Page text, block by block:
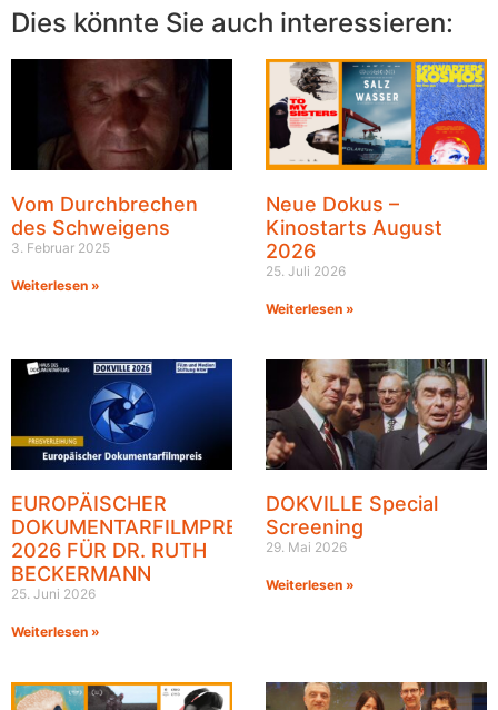
Dies könnte Sie auch interessieren:
Vom Durchbrechen
des Schweigens
3. Februar 2025
Weiterlesen »
Neue Dokus –
Kinostarts August
2026
25. Juli 2026
Weiterlesen »
EUROPÄISCHER
DOKUMENTARFILMPREIS
2026 FÜR DR. RUTH
BECKERMANN
25. Juni 2026
Weiterlesen »
DOKVILLE Special
Screening
29. Mai 2026
Weiterlesen »